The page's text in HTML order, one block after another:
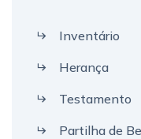
Inventário
Herança
Testamento
Partilha de